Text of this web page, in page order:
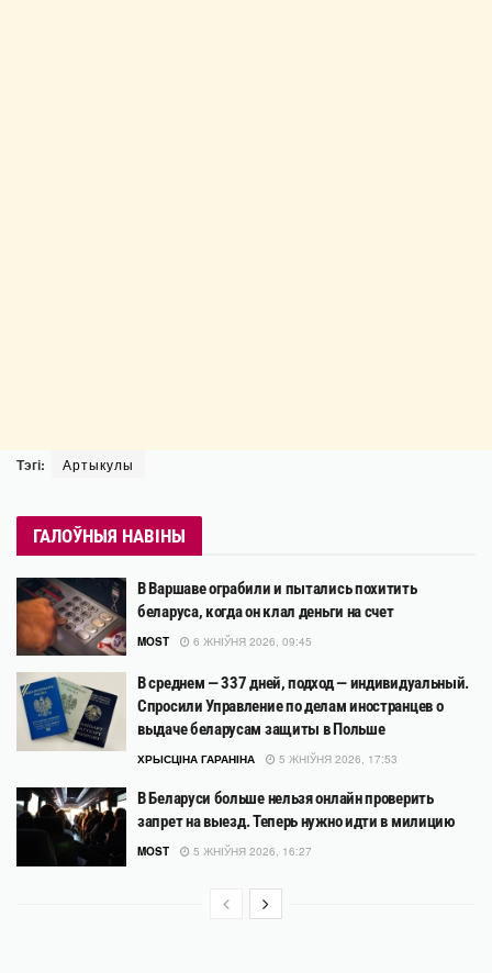
Тэгі: Артыкулы
ГАЛОЎНЫЯ НАВІНЫ
В Варшаве ограбили и пытались похитить
беларуса, когда он клал деньги на счет
MOST 6 ЖНІЎНЯ 2026, 09:45
В среднем — 337 дней, подход — индивидуальный.
Спросили Управление по делам иностранцев о
выдаче беларусам защиты в Польше
ХРЫСЦІНА ГАРАНІНА 5 ЖНІЎНЯ 2026, 17:53
В Беларуси больше нельзя онлайн проверить
запрет на выезд. Теперь нужно идти в милицию
MOST 5 ЖНІЎНЯ 2026, 16:27